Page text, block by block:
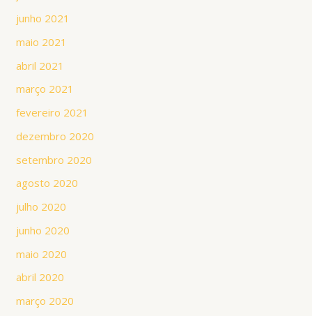
junho 2021
maio 2021
abril 2021
março 2021
fevereiro 2021
dezembro 2020
setembro 2020
agosto 2020
julho 2020
junho 2020
maio 2020
abril 2020
março 2020